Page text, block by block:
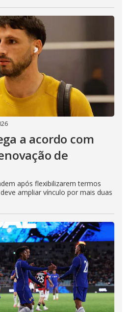
a acordo com
de
após flexibilizarem termos
ampliar vínculo por mais duas